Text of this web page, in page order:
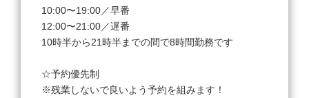
ンと、勤務時間を伸ばさず保証給で調整する2つのパ
ターンからお選びいただけます。
（休日数と勤務時間以外は、週休2日スタッフと同条
［その他］
10:00〜19:00／早番
12:00〜21:00／遅番
10時半から21時半までの間で8時間勤務です
☆予約優先制
※残業しないで良いよう予約を組みます！